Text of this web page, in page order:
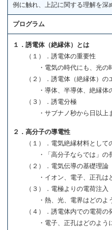
例に触れ、上記に関する理解を深
プログラム
１．誘電体（絶縁体）とは
（１）．誘電体の重要性
・電気の時代にも、光の時
（２）．誘電体（絶縁体）の
・導体、半導体、絶縁体
（３）．誘電分極
・サブナノ秒から日以上
２．高分子の導電性
（１）．電気絶縁材料として
・「高分子ならでは」の長
（２）．電気伝導の基礎理論
・イオン、電子、正孔はど
（３）．電極よりの電荷注入
・熱、光、電界はどのよう
（４）．誘電体内での電荷の
・電子、正孔はどのように